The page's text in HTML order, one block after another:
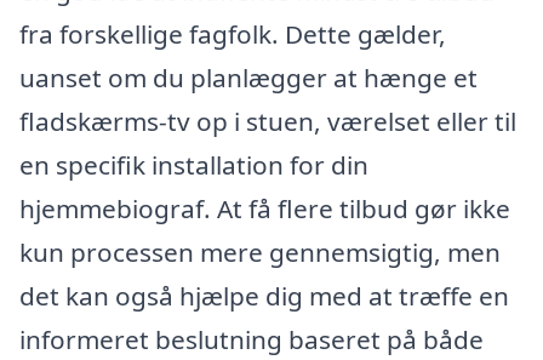
fra forskellige fagfolk. Dette gælder,
uanset om du planlægger at hænge et
fladskærms-tv op i stuen, værelset eller til
en specifik installation for din
hjemmebiograf. At få flere tilbud gør ikke
kun processen mere gennemsigtig, men
det kan også hjælpe dig med at træffe en
informeret beslutning baseret på både